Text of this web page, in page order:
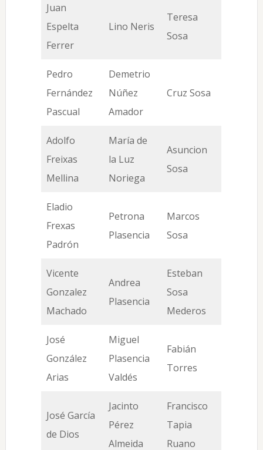
Juan
Espelta
Ferrer
Lino Neris
Teresa
Sosa
Pedro
Fernández
Pascual
Demetrio
Núñez
Amador
Cruz Sosa
Adolfo
Freixas
Mellina
María de
la Luz
Noriega
Asuncion
Sosa
Eladio
Frexas
Padrón
Petrona
Plasencia
Marcos
Sosa
Vicente
Gonzalez
Machado
Andrea
Plasencia
Esteban
Sosa
Mederos
José
González
Arias
Miguel
Plasencia
Valdés
Fabián
Torres
José García
de Dios
Jacinto
Pérez
Almeida
Francisco
Tapia
Ruano